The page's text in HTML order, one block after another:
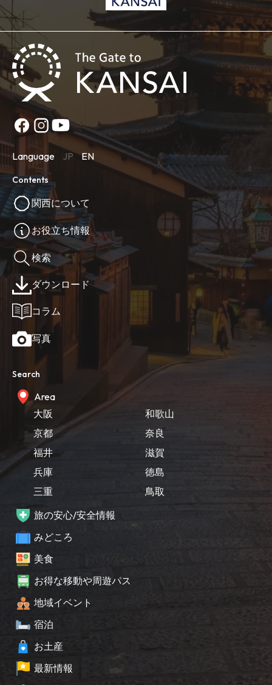
Language JP EN
Contents
関西について
お役立ち情報
検索
ダウンロード
コラム
写真
Search
Area
大阪
京都
福井
兵庫
三重
和歌山
奈良
滋賀
徳島
鳥取
旅の安心/安全情報
みどころ
美食
お得な移動や周遊パス
地域イベント
宿泊
お土産
最新情報